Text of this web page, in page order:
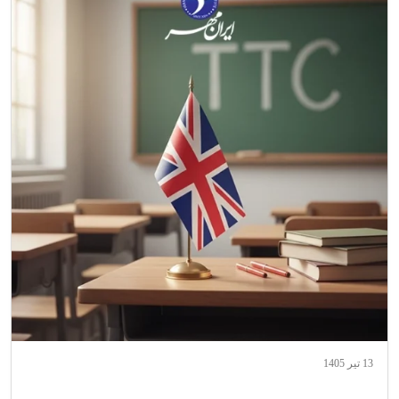
13 تیر 1405